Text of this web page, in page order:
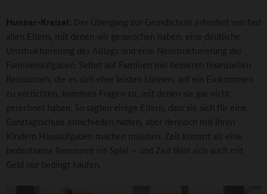
Hunner-Kreisel: Der Übergang zur Grundschule erfordert von fast
allen Eltern, mit denen wir gesprochen haben, eine deutliche
Umstrukturierung des Alltags und eine Neustrukturierung der
Familienaufgaben. Selbst auf Familien mit besseren finanziellen
Ressourcen, die es sich eher leisten können, auf ein Einkommen
zu verzichten, kommen Fragen zu, mit denen sie gar nicht
gerechnet haben. So sagten einige Eltern, dass sie sich für eine
Ganztagsschule entschieden hatten, aber dennoch mit ihren
Kindern Hausaufgaben machen müssten. Zeit kommt als eine
bedeutsame Ressource ins Spiel – und Zeit lässt sich auch mit
Geld nur bedingt kaufen.